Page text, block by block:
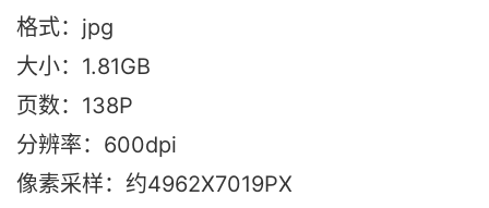
格式：jpg
大小：1.81GB
页数：138P
分辨率：600dpi
像素采样：约4962X7019PX